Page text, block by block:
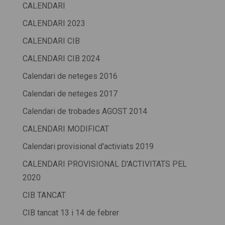
CALENDARI
CALENDARI 2023
CALENDARI CIB
CALENDARI CIB 2024
Calendari de neteges 2016
Calendari de neteges 2017
Calendari de trobades AGOST 2014
CALENDARI MODIFICAT
Calendari provisional d'activiats 2019
CALENDARI PROVISIONAL D'ACTIVITATS PEL
2020
CIB TANCAT
CIB tancat 13 i 14 de febrer